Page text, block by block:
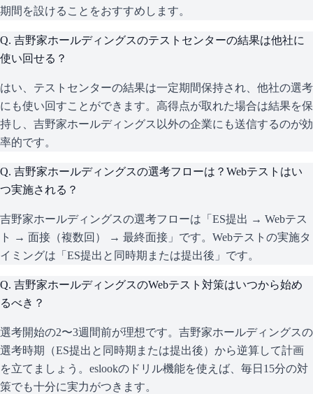
期間を設けることをおすすめします。
Q. 吉野家ホールディングスのテストセンターの結果は他社に
使い回せる？
はい、テストセンターの結果は一定期間保持され、他社の選考
にも使い回すことができます。高得点が取れた場合は結果を保
持し、吉野家ホールディングス以外の企業にも送信するのが効
率的です。
Q. 吉野家ホールディングスの選考フローは？Webテストはい
つ実施される？
吉野家ホールディングスの選考フローは「ES提出 → Webテス
ト → 面接（複数回） → 最終面接」です。Webテストの実施タ
イミングは「ES提出と同時期または提出後」です。
Q. 吉野家ホールディングスのWebテスト対策はいつから始め
るべき？
選考開始の2〜3週間前が理想です。吉野家ホールディングスの
選考時期（ES提出と同時期または提出後）から逆算して計画
を立てましょう。eslookのドリル機能を使えば、毎日15分の対
策でも十分に実力がつきます。